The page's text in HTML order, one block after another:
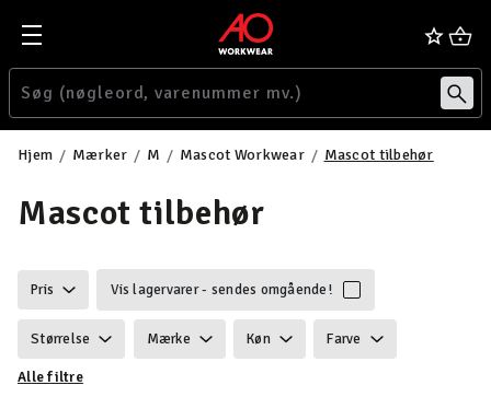
Hjem Mærker M Mascot Workwear Mascot tilbehør
Mascot tilbehør
Pris Vis lagervarer - sendes omgående!
Størrelse Mærke Køn Farve
Ansvarlighed
Alle filtre